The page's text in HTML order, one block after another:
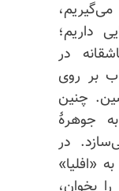
داریم؛
در
بر روی
چنین
جوهرهٔ
در
«افلیا»